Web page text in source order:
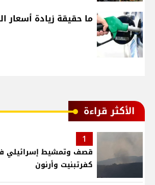
ما حقيقة زيادة أسعار
الأكثر قراءة
1
قصف وتمشيط إسرائيلي
كفرتبنيت وأرنون